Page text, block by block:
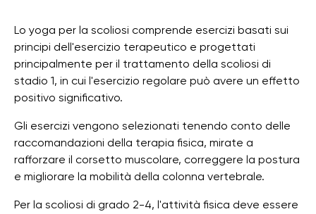
Lo yoga per la scoliosi comprende esercizi basati sui
principi dell'esercizio terapeutico e progettati
principalmente per il trattamento della scoliosi di
stadio 1, in cui l'esercizio regolare può avere un effetto
positivo significativo.
Gli esercizi vengono selezionati tenendo conto delle
raccomandazioni della terapia fisica, mirate a
rafforzare il corsetto muscolare, correggere la postura
e migliorare la mobilità della colonna vertebrale.
Per la scoliosi di grado 2-4, l'attività fisica deve essere